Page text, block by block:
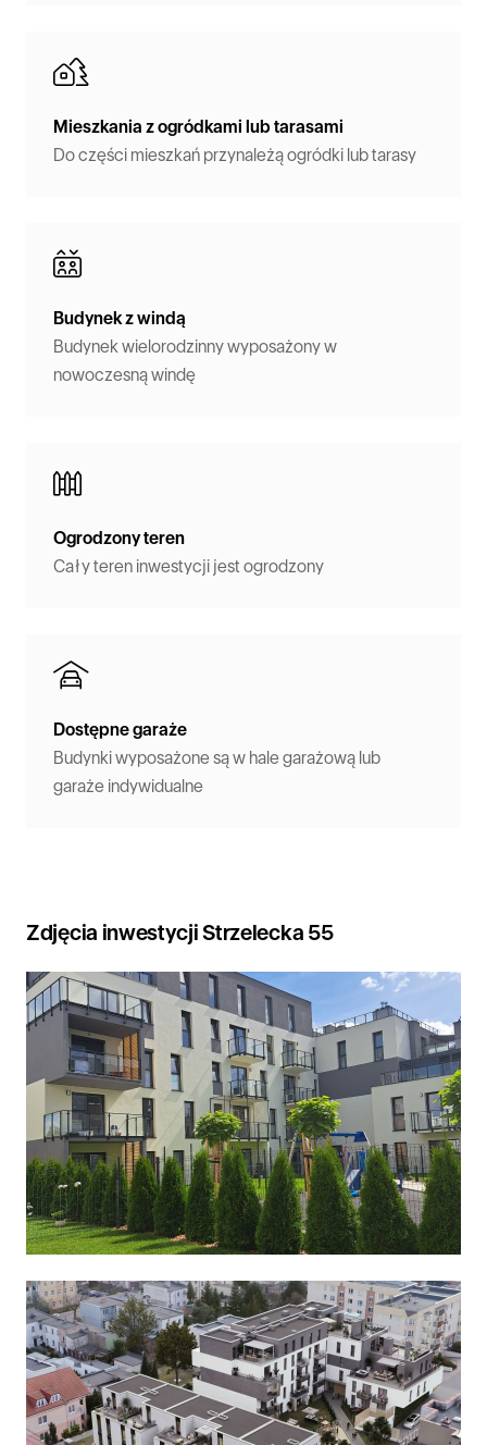
Mieszkania z ogródkami lub tarasami
Do części mieszkań przynależą ogródki lub tarasy
Budynek z windą
Budynek wielorodzinny wyposażony w
nowoczesną windę
Ogrodzony teren
Cały teren inwestycji jest ogrodzony
Dostępne garaże
Budynki wyposażone są w hale garażową lub
garaże indywidualne
Zdjęcia inwestycji Strzelecka 55